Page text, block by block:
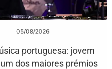
05/08/2026
portuguesa: jovem
dos maiores prémios